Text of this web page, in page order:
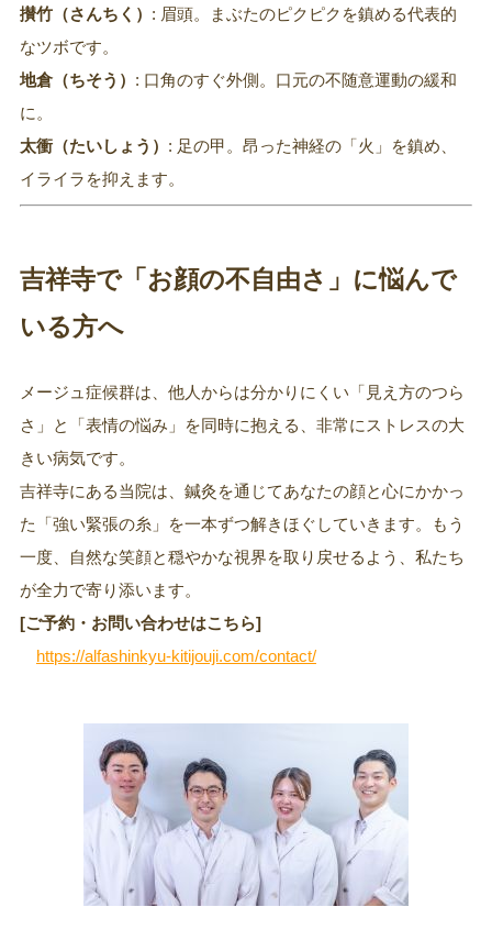
攅竹（さんちく） : 眉頭。まぶたのピクピクを鎮める代表的
なツボです。
地倉（ちそう） : 口角のすぐ外側。口元の不随意運動の緩和
に。
太衝（たいしょう） : 足の甲。昂った神経の「火」を鎮め、
イライラを抑えます。
吉祥寺で「お顔の不自由さ」に悩んで
いる方へ
メージュ症候群は、他人からは分かりにくい「見え方のつら
さ」と「表情の悩み」を同時に抱える、非常にストレスの大
きい病気です。
吉祥寺にある当院は、鍼灸を通じてあなたの顔と心にかかっ
た「強い緊張の糸」を一本ずつ解きほぐしていきます。もう
一度、自然な笑顔と穏やかな視界を取り戻せるよう、私たち
が全力で寄り添います。
[ご予約・お問い合わせはこちら]
https://alfashinkyu-kitijouji.com/contact/